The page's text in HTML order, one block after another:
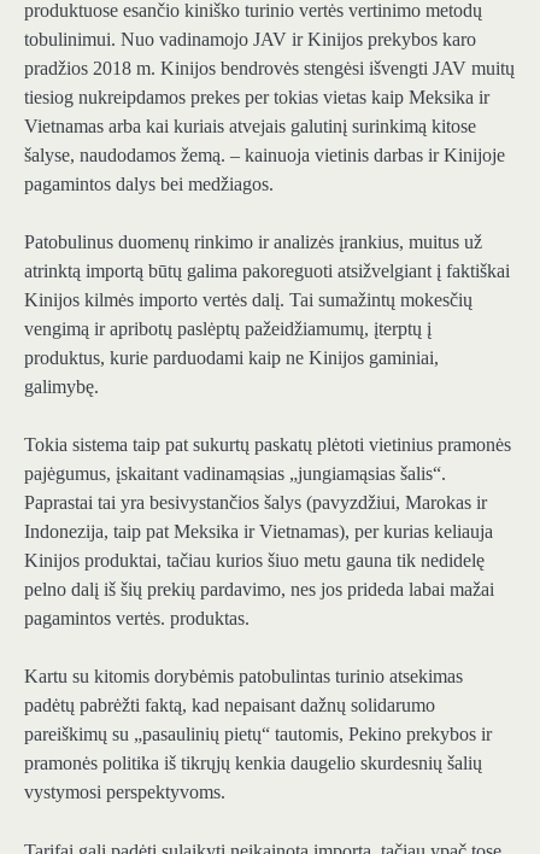
produktuose esančio kiniško turinio vertės vertinimo metodų
tobulinimui. Nuo vadinamojo JAV ir Kinijos prekybos karo
pradžios 2018 m. Kinijos bendrovės stengėsi išvengti JAV muitų
tiesiog nukreipdamos prekes per tokias vietas kaip Meksika ir
Vietnamas arba kai kuriais atvejais galutinį surinkimą kitose
šalyse, naudodamos žemą. – kainuoja vietinis darbas ir Kinijoje
pagamintos dalys bei medžiagos.
Patobulinus duomenų rinkimo ir analizės įrankius, muitus už
atrinktą importą būtų galima pakoreguoti atsižvelgiant į faktiškai
Kinijos kilmės importo vertės dalį. Tai sumažintų mokesčių
vengimą ir apribotų paslėptų pažeidžiamumų, įterptų į
produktus, kurie parduodami kaip ne Kinijos gaminiai,
galimybę.
Tokia sistema taip pat sukurtų paskatų plėtoti vietinius pramonės
pajėgumus, įskaitant vadinamąsias „jungiamąsias šalis“.
Paprastai tai yra besivystančios šalys (pavyzdžiui, Marokas ir
Indonezija, taip pat Meksika ir Vietnamas), per kurias keliauja
Kinijos produktai, tačiau kurios šiuo metu gauna tik nedidelę
pelno dalį iš šių prekių pardavimo, nes jos prideda labai mažai
pagamintos vertės. produktas.
Kartu su kitomis dorybėmis patobulintas turinio atsekimas
padėtų pabrėžti faktą, kad nepaisant dažnų solidarumo
pareiškimų su „pasaulinių pietų“ tautomis, Pekino prekybos ir
pramonės politika iš tikrųjų kenkia daugelio skurdesnių šalių
vystymosi perspektyvoms.